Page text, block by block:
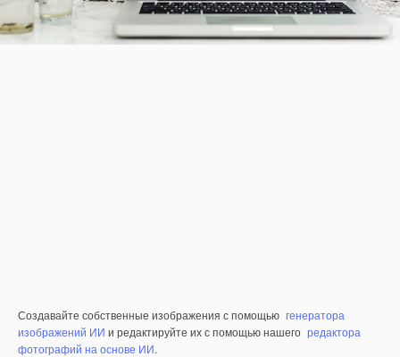
Создавайте собственные изображения с помощью генератора
изображений ИИ и редактируйте их с помощью нашего редактора
фотографий на основе ИИ.